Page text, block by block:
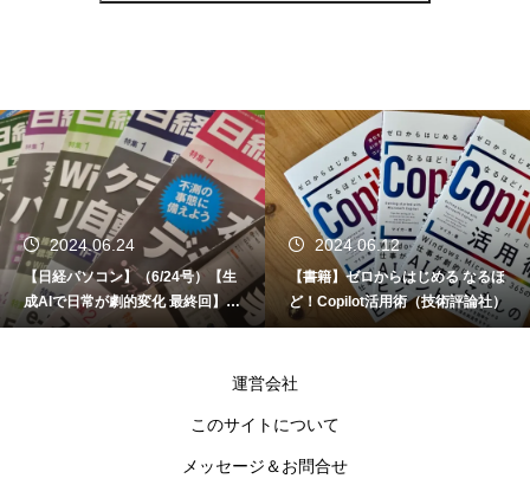
2024.06.24
【日経パソコン】（6/24号）【生
成AIで日常が劇的変化 最終回】 A
I時代のアプリケーション／サービ
2024.06.12
【書籍】ゼロからはじめる なるほ
ど！Copilot活用術（技術評論社）
運営会社
このサイトについて
メッセージ＆お問合せ